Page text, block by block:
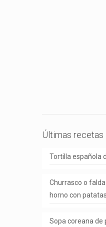
Últimas recetas
Tortilla española
Churrasco o
horno con
Sopa coreana de